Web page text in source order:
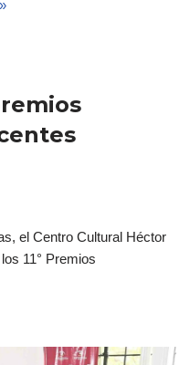
el Centro Cultural Héctor
11° Premios